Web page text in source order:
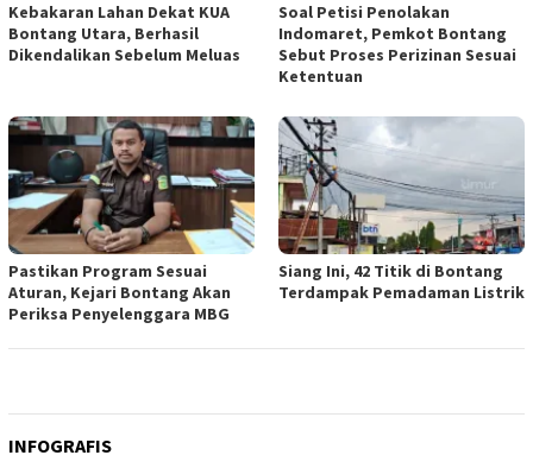
Kebakaran Lahan Dekat KUA
Bontang Utara, Berhasil
Dikendalikan Sebelum Meluas
Soal Petisi Penolakan
Indomaret, Pemkot Bontang
Sebut Proses Perizinan Sesuai
Ketentuan
Pastikan Program Sesuai
Aturan, Kejari Bontang Akan
Periksa Penyelenggara MBG
Siang Ini, 42 Titik di Bontang
Terdampak Pemadaman Listrik
INFOGRAFIS